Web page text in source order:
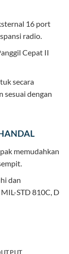
16 port
radio.
Cepat II
secara
sesuai dengan
memudahkan
dan
STD 810C, D